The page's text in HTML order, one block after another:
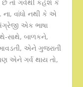
તો ગર્વથી કહેશે કે
વાંધો નથી કે એ
એક ભાષા
સાથે, બાળકને,
એને ગુજરાતી
એને ગર્વ થાય તો,